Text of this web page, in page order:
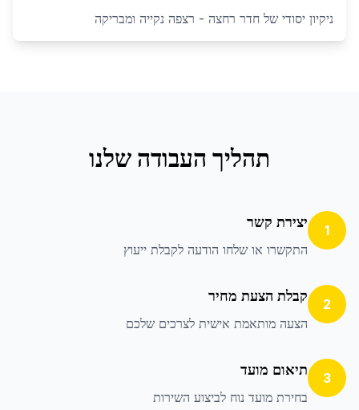
ניקיון יסודי של חדר רחצה - רצפה נקייה ומבריקה
תהליך העבודה שלנו
1 יצירת קשר
התקשרו או שלחו הודעה לקבלת ייעוץ
2 קבלת הצעת מחיר
הצעה מותאמת אישית לצרכים שלכם
3 תיאום מועד
בחירת מועד נוח לביצוע השירות